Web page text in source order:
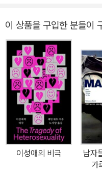
한다고 해서 우리가 덜 굶고
다고 할 것이다. 여성이 자신
는 까닭이다. 그러나 피를 흘
을 “선택”했다고 그것이 질적
이다. 신경 말단은 누가 얇게
다. 동기가 좋다고 화상을 입
아름다움의 고통에는 다르게
기니 고통을 당해도 된다고
다. 2011년에는 일본 산업기
기술 칼럼을 연재해 국제적
을 위한 교양과학기술도서를
와 지도서에 160여 편의 글
공지능, 트랜스휴머니즘 등
화・전설과 과학, 인간의 상
다. 이 책 《신화는 어떻게 미
‘인간의 상상력과 과학기술
국공학한림원 해동상, 제47
년 <과학동아> 창간 20주년
을 옳고 그르다는 도덕적 잣대
과 자녀 양육 등 여성 역할의
가? 여성은 왜 다이어트, 성
자하는가? 직장이라는 공적
까지 ‘아름다움’을 강요받고
한 불편한 진실들이 밝혀진다
진정한 여성의 본질과 가치를 탐색한 불
는 미인’에 중독된 현대인을 위한 필독서! 아름
상을 깨고, 진정한 여성의 본질과
슈가 된 ‘강남역 살인사건’부
이 상품을 구입한 분들이
이성애의 비극
남자
가